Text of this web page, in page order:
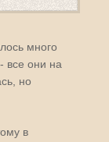
много
все они на
но
в